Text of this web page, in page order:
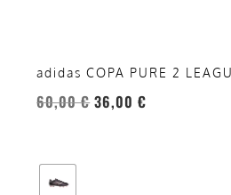
adidas COPA PURE 2
60,00€ 36,00€
del
prodotto